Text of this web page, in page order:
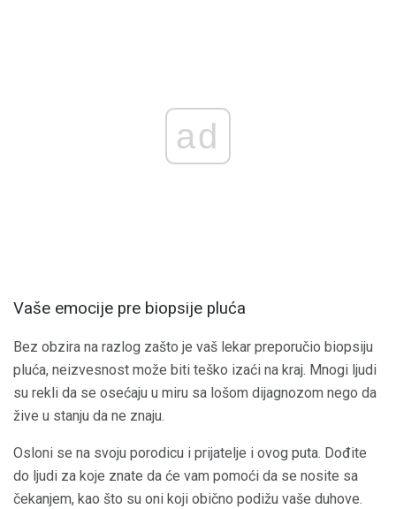
ad
Vaše emocije pre biopsije pluća
Bez obzira na razlog zašto je vaš lekar preporučio biopsiju
pluća, neizvesnost može biti teško izaći na kraj. Mnogi ljudi
su rekli da se osećaju u miru sa lošom dijagnozom nego da
žive u stanju da ne znaju.
Osloni se na svoju porodicu i prijatelje i ovog puta. Dođite
do ljudi za koje znate da će vam pomoći da se nosite sa
čekanjem, kao što su oni koji obično podižu vaše duhove.